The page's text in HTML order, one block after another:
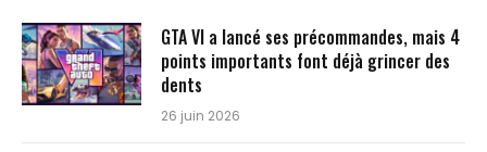
GTA VI a lancé ses précommandes, mais 4
points importants font déjà grincer des
dents
26 juin 2026